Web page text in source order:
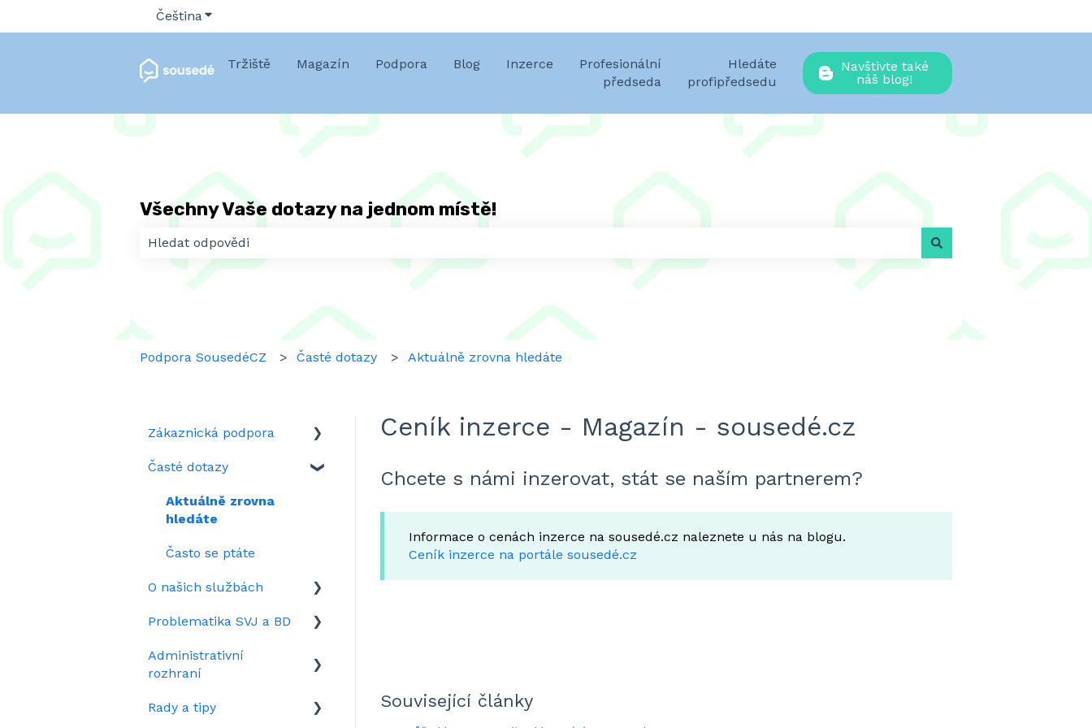
ČeštinaZobrazit podnabídku pro překlady
Tržiště Magazín Podpora Blog Inzerce
Profesionální
předseda
Hledáte
profipředsedu
Navštivte také
náš blog!
Všechny Vaše dotazy na jednom místě!
K dispozici nejsou žádné návrhy, protože pole hledání je prázdné.
Podpora SousedéCZ Časté dotazy Aktuálně zrovna hledáte
Ceník inzerce - Magazín - sousedé.cz
Chcete s námi inzerovat, stát se naším partnerem?
Informace o cenách inzerce na sousedé.cz naleznete u nás na blogu.
Ceník inzerce na portále sousedé.cz
Související články
Zákaznická podpora
Když si nevíte rady
Představení portálu
SousedéCZ
Nastavení portálu
Časté dotazy
Aktuálně zrovna
hledáte
Často se ptáte
O našich službách
Služby na Sousedé.cz
Záznamy webinářů
Problematika SVJ a BD
Vzory dokumentů pro
správu SVJ/BD
Sousedské spory
Administrativní
rozhraní
Rozhraní domu v kostce
Rady a tipy